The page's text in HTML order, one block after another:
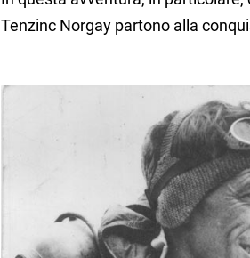
Tenzinc Norgay partono alla